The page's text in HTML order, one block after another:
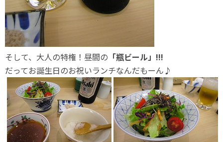
そして、大人の特権！昼間の 「瓶ビール」!!!
だってお誕生日のお祝いランチなんだもーん♪